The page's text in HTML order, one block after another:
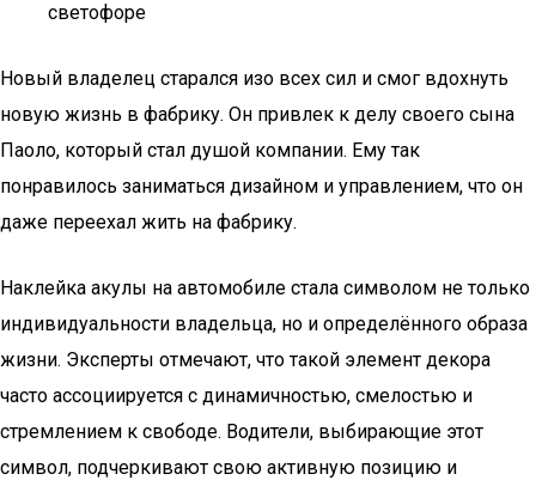
светофоре
Новый владелец старался изо всех сил и смог вдохнуть
новую жизнь в фабрику. Он привлек к делу своего сына
Паоло, который стал душой компании. Ему так
понравилось заниматься дизайном и управлением, что он
даже переехал жить на фабрику.
Наклейка акулы на автомобиле стала символом не только
индивидуальности владельца, но и определённого образа
жизни. Эксперты отмечают, что такой элемент декора
часто ассоциируется с динамичностью, смелостью и
стремлением к свободе. Водители, выбирающие этот
символ, подчеркивают свою активную позицию и